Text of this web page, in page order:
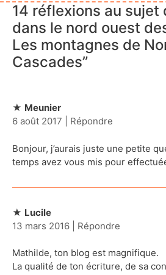
14 réflexions au sujet
dans le nord ouest
Les montagnes de
Cascades”
Meunier
6 août 2017
Répondre
Bonjour, j’aurais juste une petite
temps avez vous mis pour
Lucile
13 mars 2016
Répondre
Mathilde, ton blog est magnifique.
La qualité de ton écriture, de sa